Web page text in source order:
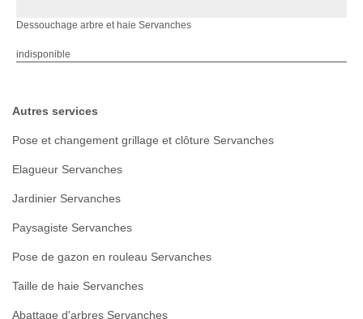
Dessouchage arbre et haie Servanches
indisponible
Autres services
Pose et changement grillage et clôture Servanches
Elagueur Servanches
Jardinier Servanches
Paysagiste Servanches
Pose de gazon en rouleau Servanches
Taille de haie Servanches
Abattage d'arbres Servanches